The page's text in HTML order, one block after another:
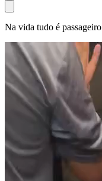
Na vida tudo é passageiro